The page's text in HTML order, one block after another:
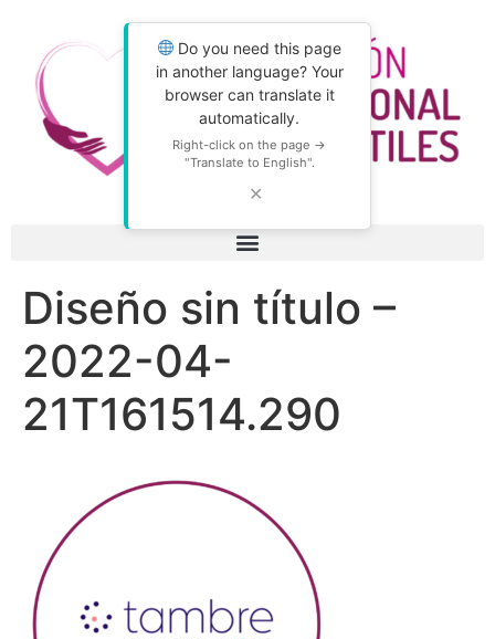
Do you need this page
in another language? Your
browser can translate it
automatically.
Right-click on the page →
"Translate to English".
✕
Diseño sin título –
2022-04-
21T161514.290